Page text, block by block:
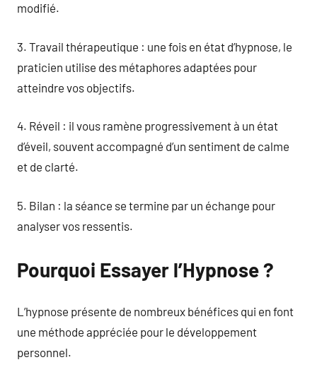
modifié.
3. Travail thérapeutique : une fois en état d’hypnose, le
praticien utilise des métaphores adaptées pour
atteindre vos objectifs.
4. Réveil : il vous ramène progressivement à un état
d’éveil, souvent accompagné d’un sentiment de calme
et de clarté.
5. Bilan : la séance se termine par un échange pour
analyser vos ressentis.
Pourquoi Essayer l’Hypnose ?
L’hypnose présente de nombreux bénéfices qui en font
une méthode appréciée pour le développement
personnel.